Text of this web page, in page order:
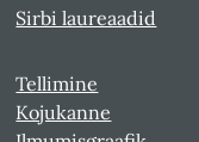
Sirbi laureaadid
Tellimine
Kojukanne